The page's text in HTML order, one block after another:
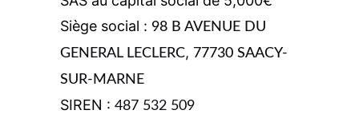
Siège social : 98 B AVENUE DU
GENERAL LECLERC, 77730 SAACY-
SUR-MARNE
SIREN : 487 532 509